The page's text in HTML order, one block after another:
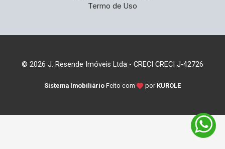
Termo de Uso
© 2026 J. Resende Imóveis Ltda - CRECI CRECI J-42726
Sistema Imobiliário Feito com por KUROLE